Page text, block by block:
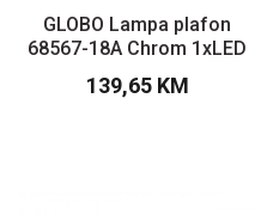
GLOBO Lampa plafon
68567-18A Chrom 1xLED
139,65 KM